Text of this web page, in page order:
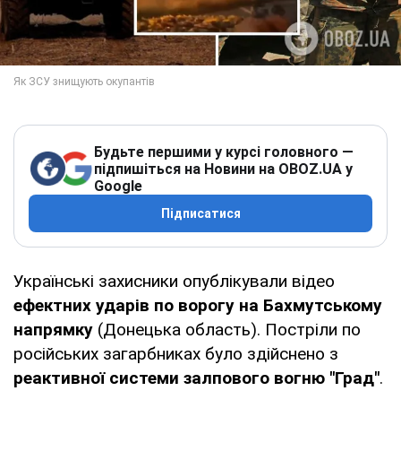
Будьте першими у курсі головного —
підпишіться на Новини на OBOZ.UA у
Google
Підписатися
Українські захисники опублікували відео
ефектних ударів по ворогу на Бахмутському
напрямку (Донецька область). Постріли по
російських загарбниках було здійснено з
реактивної системи залпового вогню "Град".